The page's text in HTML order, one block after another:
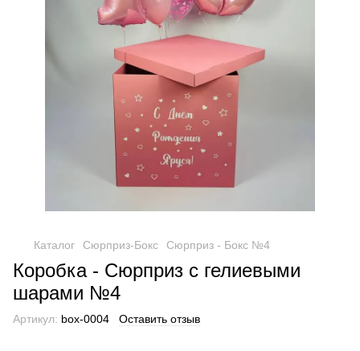
Каталог Сюрприз-Бокс Сюрприз - Бокс №4
Коробка - Сюрприз с гелиевыми
шарами №4
Артикул: box-0004 Оставить отзыв